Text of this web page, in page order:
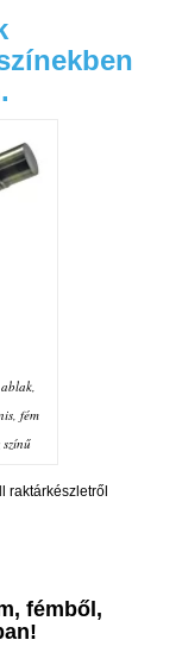
fém
raktárkészletről
fémből,